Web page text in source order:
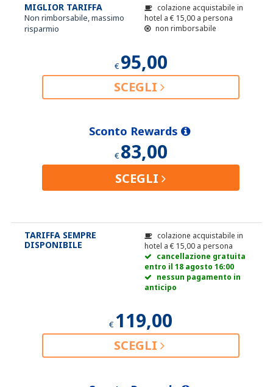
MIGLIOR TARIFFA
Non rimborsabile, massimo
risparmio
colazione acquistabile in
hotel a€ 15,00 a persona
non rimborsabile
€ 95,00
SCEGLI
Sconto Rewards
€ 83,00
SCEGLI
TARIFFA SEMPRE
DISPONIBILE
colazione acquistabile in
hotel a€ 15,00 a persona
cancellazione gratuita
entro il 18 agosto 16:00
nessun pagamento in
anticipo
€ 119,00
SCEGLI